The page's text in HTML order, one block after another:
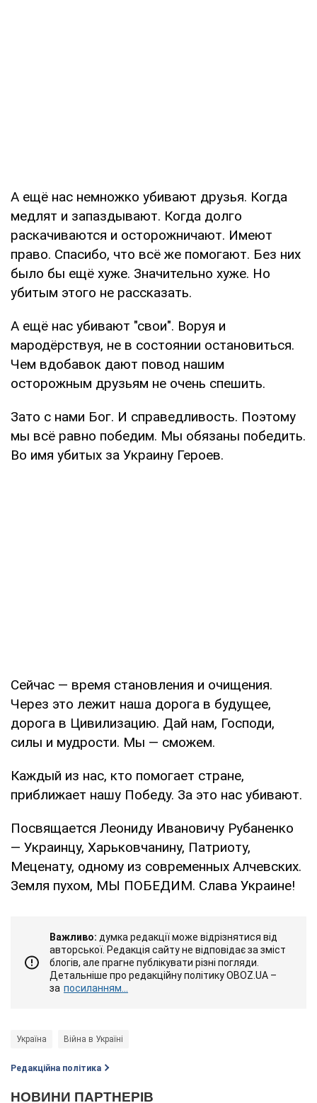
А ещё нас немножко убивают друзья. Когда
медлят и запаздывают. Когда долго
раскачиваются и осторожничают. Имеют
право. Спасибо, что всё же помогают. Без них
было бы ещё хуже. Значительно хуже. Но
убитым этого не рассказать.
А ещё нас убивают "свои". Воруя и
мародёрствуя, не в состоянии остановиться.
Чем вдобавок дают повод нашим
осторожным друзьям не очень спешить.
Зато с нами Бог. И справедливость. Поэтому
мы всё равно победим. Мы обязаны победить.
Во имя убитых за Украину Героев.
Сейчас — время становления и очищения.
Через это лежит наша дорога в будущее,
дорога в Цивилизацию. Дай нам, Господи,
силы и мудрости. Мы — сможем.
Каждый из нас, кто помогает стране,
приближает нашу Победу. За это нас убивают.
Посвящается Леониду Ивановичу Рубаненко
— Украинцу, Харьковчанину, Патриоту,
Меценату, одному из современных Алчевских.
Земля пухом, МЫ ПОБЕДИМ. Слава Украине!
Важливо: думка редакції може відрізнятися від
авторської. Редакція сайту не відповідає за зміст
блогів, але прагне публікувати різні погляди.
Детальніше про редакційну політику OBOZ.UA –
за посиланням...
Україна Війна в Україні
Редакційна політика